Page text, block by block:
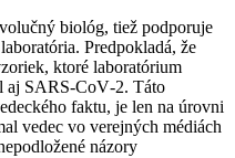
biológ, tiež podporuje
Predpokladá, že
ktoré laboratórium
aj SARS‑CoV‑2. Táto
faktu, je len na úrovni
vedec vo verejných médiách
názory